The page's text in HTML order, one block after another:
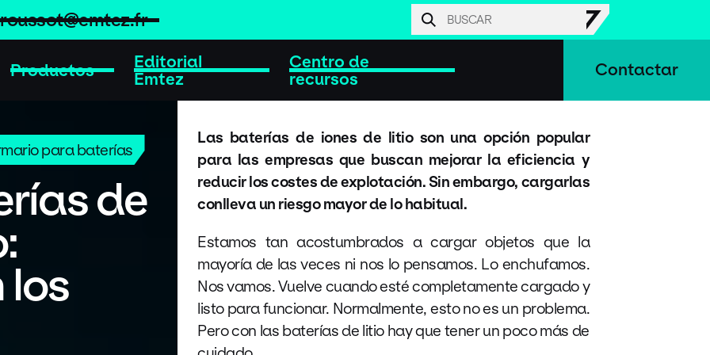
Productos
Editorial
Emtez
Centro de
recursos
Contactar
para baterías
de
los
Las baterías de iones de litio son una opción popular
para las empresas que buscan mejorar la eficiencia y
reducir los costes de explotación. Sin embargo, cargarlas
conlleva un riesgo mayor de lo habitual.
Estamos tan acostumbrados a cargar objetos que la
mayoría de las veces ni nos lo pensamos. Lo enchufamos.
Nos vamos. Vuelve cuando esté completamente cargado y
listo para funcionar. Normalmente, esto no es un problema.
Pero con las baterías de litio hay que tener un poco más de